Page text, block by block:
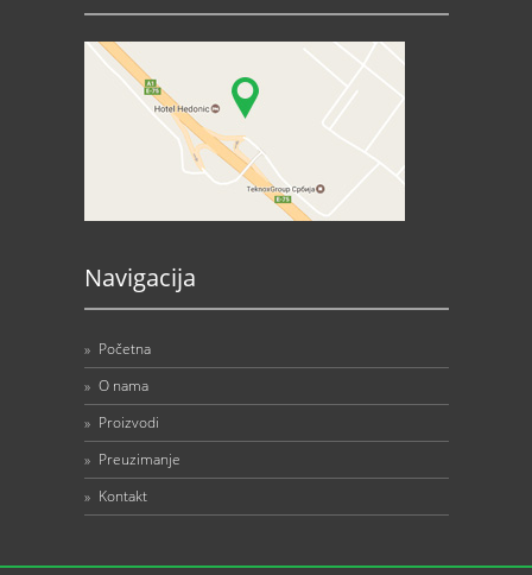
Navigacija
» Početna
» O nama
» Proizvodi
» Preuzimanje
» Kontakt